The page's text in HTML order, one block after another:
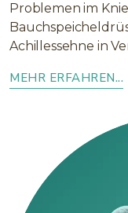
Problemen im
Achillessehne in
MEHR ERFAHREN...